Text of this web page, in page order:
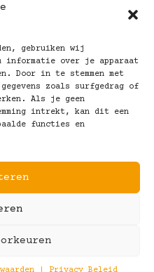
gebruiken wij
informatie over je apparaat
Door in te stemmen met
zoals surfgedrag of
Als je geen
intrekt, kan dit een
functies en
Koot Brillen